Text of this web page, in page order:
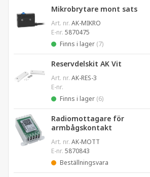
Mikrobrytare mont sats
Art. nr. AK-MIKRO
E-nr. 5870475
Finns i lager (7)
Reservdelskit AK Vit
Art. nr. AK-RES-3
E-nr.
Finns i lager (6)
Radiomottagare för
armbågskontakt
Art. nr. AK-MOTT
E-nr. 5870843
Beställningsvara